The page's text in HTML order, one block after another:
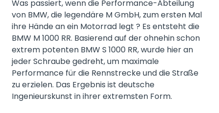
Was passiert, wenn die Performance-Abteilung
von BMW, die legendäre M GmbH, zum ersten Mal
ihre Hände an ein Motorrad legt ? Es entsteht die
BMW M 1000 RR. Basierend auf der ohnehin schon
extrem potenten BMW S 1000 RR, wurde hier an
jeder Schraube gedreht, um maximale
Performance für die Rennstrecke und die Straße
zu erzielen. Das Ergebnis ist deutsche
Ingenieurskunst in ihrer extremsten Form.